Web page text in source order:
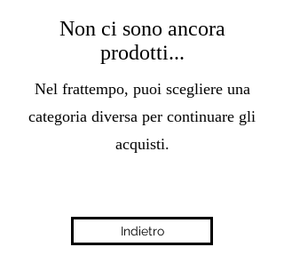
Non ci sono ancora
prodotti...
Nel frattempo, puoi scegliere una
categoria diversa per continuare gli
acquisti.
Indietro